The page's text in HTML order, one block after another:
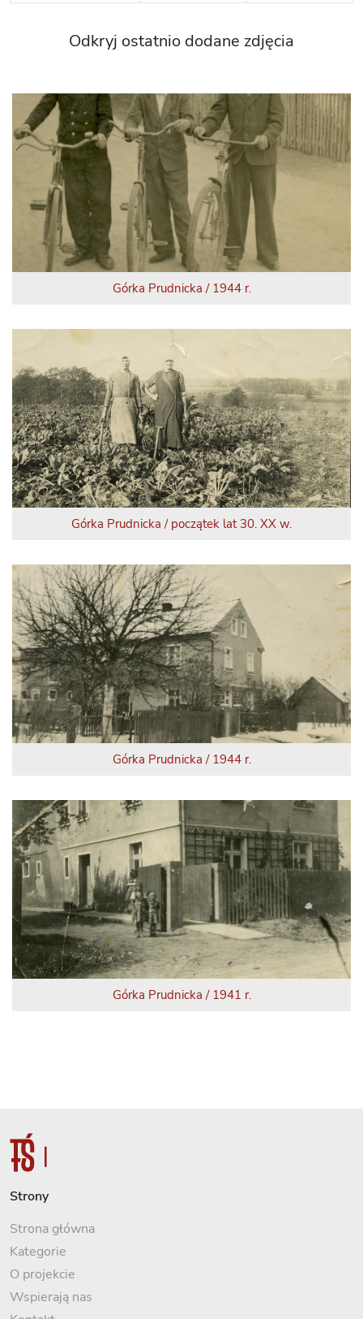
Odkryj ostatnio dodane zdjęcia
Górka Prudnicka / 1944 r.
Górka Prudnicka / początek lat 30. XX w.
Górka Prudnicka / 1944 r.
Górka Prudnicka / 1941 r.
Strony
Strona główna
Kategorie
O projekcie
Wspierają nas